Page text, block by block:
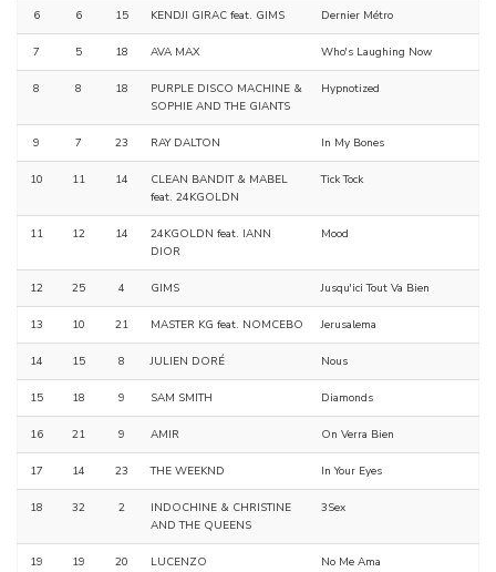
6 6 15 KENDJI GIRAC feat. GIMS Dernier Métro
7 5 18 AVA MAX Who's Laughing Now
8 8 18
PURPLE DISCO MACHINE &
SOPHIE AND THE GIANTS
Hypnotized
9 7 23 RAY DALTON In My Bones
10 11 14
CLEAN BANDIT & MABEL
feat. 24KGOLDN
Tick Tock
11 12 14
24KGOLDN feat. IANN
DIOR
Mood
12 25 4 GIMS Jusqu'ici Tout Va Bien
13 10 21 MASTER KG feat. NOMCEBO Jerusalema
14 15 8 JULIEN DORÉ Nous
15 18 9 SAM SMITH Diamonds
16 21 9 AMIR On Verra Bien
17 14 23 THE WEEKND In Your Eyes
18 32 2
INDOCHINE & CHRISTINE
AND THE QUEENS
3Sex
19 19 20 LUCENZO No Me Ama